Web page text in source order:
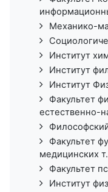
Механико-
Институт
Институт
Институт
Факультет
естественно-
Факультет
медицинских
Факультет
Институт